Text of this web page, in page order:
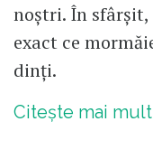
noștri. În sfârșit,
exact ce
dinți.
Citește mai mult